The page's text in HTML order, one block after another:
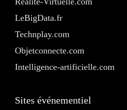
LeBigData.fr
Technplay.com
Objetconnecte.com
Intelligence-artificielle.com
Sites événementiel